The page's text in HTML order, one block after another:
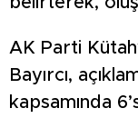
AK Parti
Bayırcı,
kapsamında